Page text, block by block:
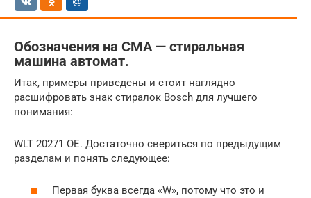
Обозначения на СМА — стиральная
машина автомат.
Итак, примеры приведены и стоит наглядно
расшифровать знак стиралок Bosch для лучшего
понимания:
WLT 20271 OE. Достаточно свериться по предыдущим
разделам и понять следующее:
Первая буква всегда «W», потому что это и